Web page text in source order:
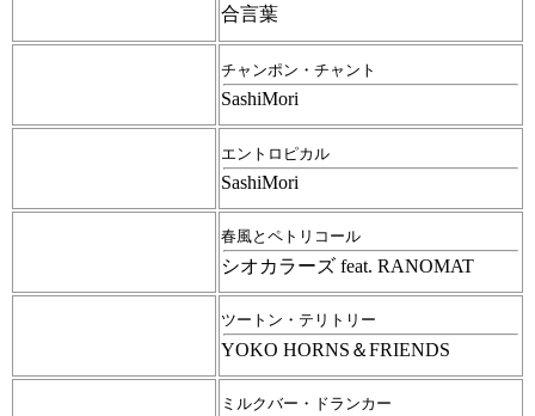
合言葉
チャンポン・チャント
SashiMori
エントロピカル
SashiMori
春風とペトリコール
シオカラーズ feat. RANOMAT
ツートン・テリトリー
YOKO HORNS＆FRIENDS
ミルクバー・ドランカー